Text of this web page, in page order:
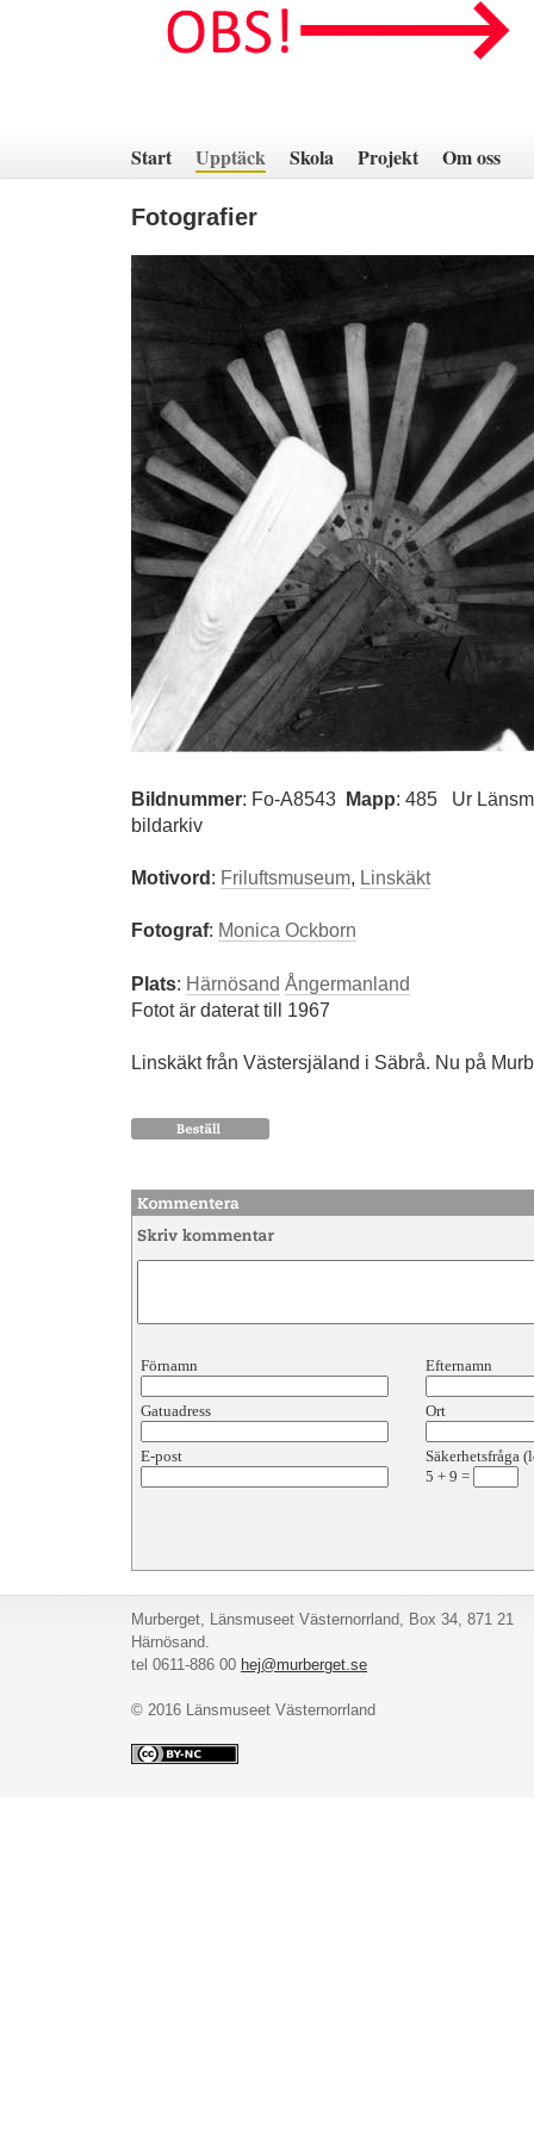
innehåll
Start Upptäck Skola Projekt Om oss
Fotografier
Bildnummer: Fo-A8543 Mapp: 485
Ur
bildarkiv
Motivord: Friluftsmuseum, Linskäkt
Fotograf: Monica Ockborn
Plats: Härnösand Ångermanland
Fotot är daterat till 1967
Linskäkt från Västersjäland i Säbrå. Nu på
Förnamn Efternamn
Gatuadress Ort
E-post
Säkerhetsfråga
5 + 9 =
Murberget, Länsmuseet Västernorrland, Box 34, 871 21
Härnösand.
tel 0611-886 00 hej@murberget.se
© 2016 Länsmuseet Västernorrland